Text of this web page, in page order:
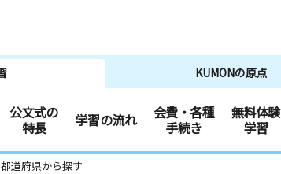
KUMONの原点
公文式の
特長
学習の流れ
会費・各種
手続き
無料体験
学習
都道府県から探す